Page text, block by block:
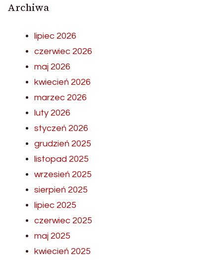
Archiwa
lipiec 2026
czerwiec 2026
maj 2026
kwiecień 2026
marzec 2026
luty 2026
styczeń 2026
grudzień 2025
listopad 2025
wrzesień 2025
sierpień 2025
lipiec 2025
czerwiec 2025
maj 2025
kwiecień 2025